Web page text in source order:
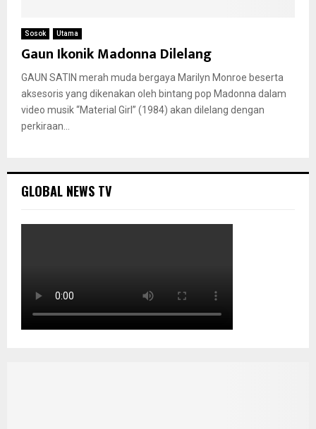
Sosok Utama
Gaun Ikonik Madonna Dilelang
GAUN SATIN merah muda bergaya Marilyn Monroe beserta
aksesoris yang dikenakan oleh bintang pop Madonna dalam
video musik “Material Girl” (1984) akan dilelang dengan
perkiraan...
GLOBAL NEWS TV